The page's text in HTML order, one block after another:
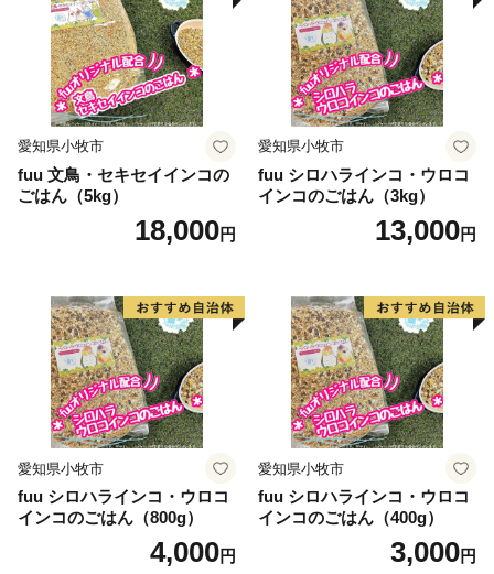
マとしたユニークな橋（かえる橋）を建設しました。多
くの人々を招き入れ、町発展への願いを込めたもので
す。『努力、忍耐、飛躍』を象徴する ”柳に跳びつくか
える”（小野道風）をイメージし、「考える」「人をか
える」「町をかえる」「古里へかえる」「栄える」とい
う5つの”かえる”にひっかけ、ネーミングしています。
農業は、温暖な気候を活かし、ミニトマトなど野菜を中
の伊勢エビ等を対象とした刺し網漁業とアワビ、トコブ
シ、海草等の採貝漁業がおこなわれ、沖合ではイサキ、
タイ等を対象とした一本釣りやイワシ等を対象とした敷
き網（棒受け網）漁業、タチウオ、フグ等を対象とした
延べ縄漁業など、農林水産業が盛んな町です。
【印南祭り】
印南町を祭り一色に染める「印南祭り」。毎年10月2
日、日高地方の秋祭りのトップを切って行われる、宇杉
八幡と山口八幡両神社の合同秋季祭礼です。
愛知県小牧市
fuu 文鳥・セキセイインコの
ごはん（5kg）
18,000円
愛知県小牧市
fuu シロハラインコ・ウロコ
インコのごはん（3kg）
13,000円
愛知県小牧市
fuu シロハラインコ・ウロコ
インコのごはん（800g）
4,000円
愛知県小牧市
fuu シロハラインコ・ウロコ
インコのごはん（400g）
3,000円